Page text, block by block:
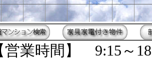
営業時間】 9:15～